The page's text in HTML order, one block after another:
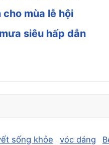
mùa lễ hội
siêu hấp dẫn
sống khỏe vóc dáng